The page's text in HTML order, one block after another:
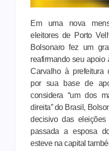
Em uma nova
eleitores de Porto
Bolsonaro fez um
reafirmando seu apoio
Carvalho à prefeitura
por sua base de
considera “um dos
direita” do Brasil,
decisivo das
passada a esposa
esteve na capital